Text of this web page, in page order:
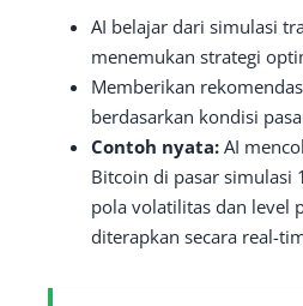
AI belajar dari simulasi
menemukan strategi
Memberikan
berdasarkan kondisi
Contoh nyata: AI
Bitcoin di pasar simulasi
pola volatilitas dan level
diterapkan secara real-